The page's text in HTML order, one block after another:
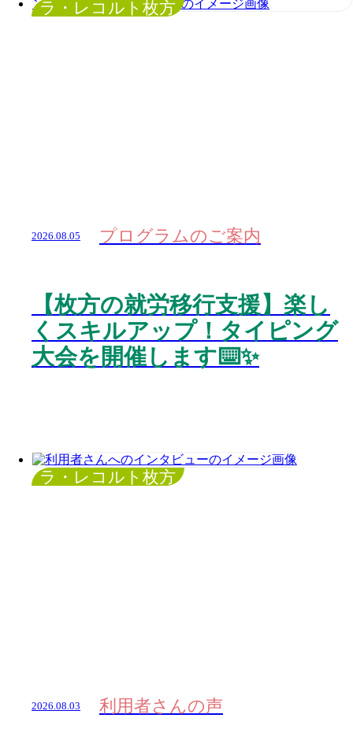
ラ・レコルト枚方
2026.08.05 プログラムのご案内
【枚方の就労移行支援】楽し
くスキルアップ！タイピング
大会を開催します⌨️✨
ラ・レコルト枚方
2026.08.03 利用者さんの声